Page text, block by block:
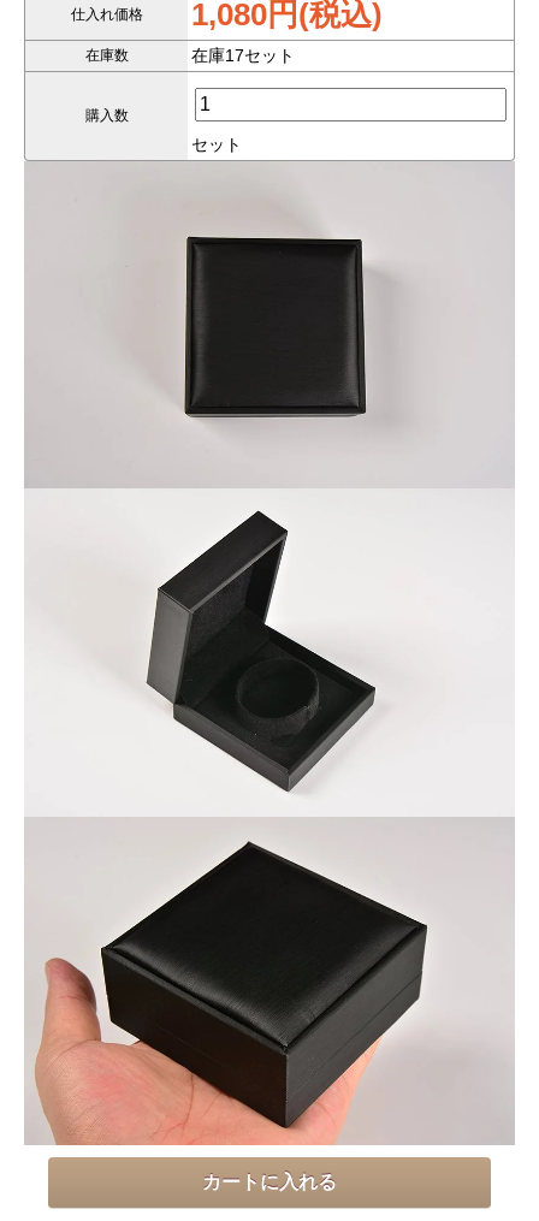
ブレスレット、バングル用、ネックレス用、指輪用、ピアス
用、ペンダントトップ用など様々な形で、
黒、金色、ブルー、孔雀ブルーなどいろいろなカラーを用意し
※なるべく現物に近い写真撮影を心がけていますが、モニター
環境により実物との色合いの差が生じる場合があります。
※こちらの商品は【クーポン利用不可】です。
※おひとり様【2セットまで】のご購入とさせていただきます。
けるために、クーポン対象外とさせていただいております。
また、できるだけ多くのお客様にご利用いただけるよう、お一
人様2セットまでのご購入に制限させていただいております。何
卒ご理解のほどよろしくお願いいたします。
仕入れ価格 1,080円(税込)
在庫数 在庫17セット
購入数
セット